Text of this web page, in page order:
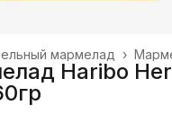
мармелад ›
Haribo